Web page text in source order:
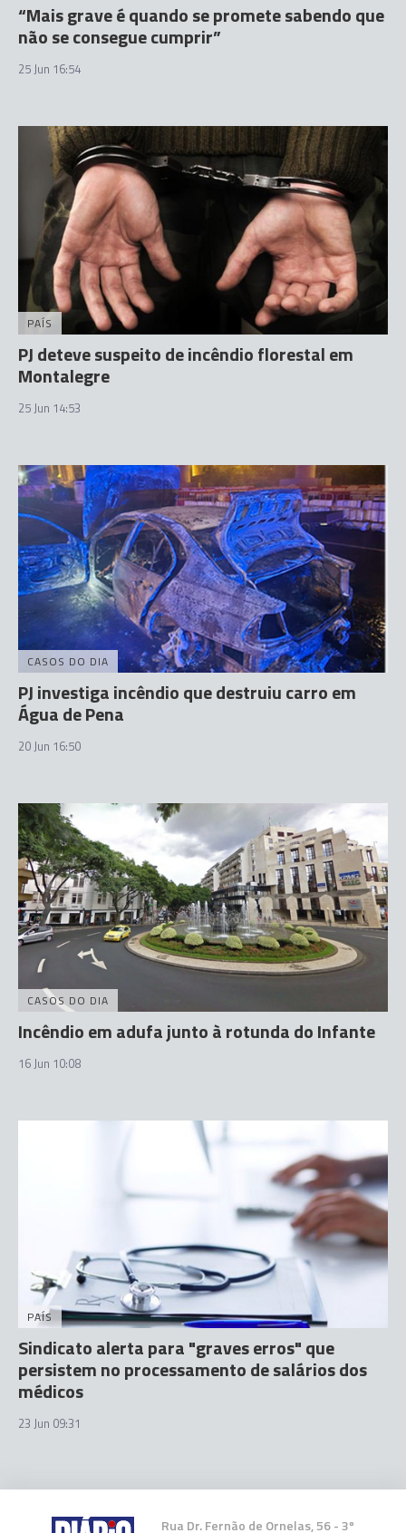
“Mais grave é quando se promete sabendo que
não se consegue cumprir”
25 Jun 16:54
PAÍS
PJ deteve suspeito de incêndio florestal em
Montalegre
25 Jun 14:53
CASOS DO DIA
PJ investiga incêndio que destruiu carro em
Água de Pena
20 Jun 16:50
CASOS DO DIA
Incêndio em adufa junto à rotunda do Infante
16 Jun 10:08
PAÍS
Sindicato alerta para "graves erros" que
persistem no processamento de salários dos
médicos
23 Jun 09:31
Rua Dr. Fernão de Ornelas, 56 - 3º